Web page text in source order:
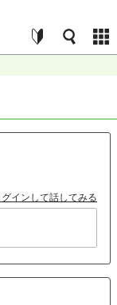
グインして話してみる